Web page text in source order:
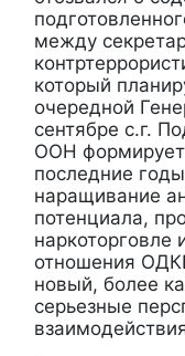
между
который
очередной
сентябре с.г.
ООН
последние
наращивание
потенциала,
наркоторговле
отношения
новый, более
серьезные